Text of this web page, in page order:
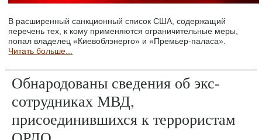
В расширенный санкционный список США, содержащий
перечень тех, к кому применяются ограничительные меры,
попал владелец «Киевоблэнерго» и «Премьер-паласа».
Читать больше...
Обнародованы сведения об экс-
сотрудниках МВД,
присоединившихся к террористам